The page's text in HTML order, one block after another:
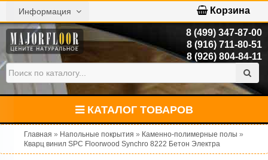
Информация Корзина
8 (499) 347-87-00
8 (916) 711-80-51
8 (926) 804-84-11
КАТАЛОГ ТОВАРОВ
Главная » Напольные покрытия » Каменно-полимерные полы »
Кварц винил SPC Floorwood Synchro 8222 Бетон Электра